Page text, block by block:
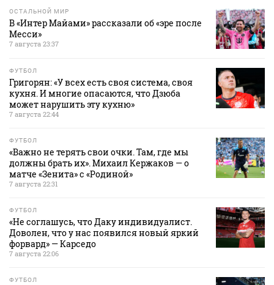
ОСТАЛЬНОЙ МИР
В «Интер Майами» рассказали об «эре после
Месси»
7 августа 23:37
ФУТБОЛ
Григорян: «У всех есть своя система, своя
кухня. И многие опасаются, что Дзюба
может нарушить эту кухню»
7 августа 22:44
ФУТБОЛ
«Важно не терять свои очки. Там, где мы
должны брать их». Михаил Кержаков — о
матче «Зенита» с «Родиной»
7 августа 22:31
ФУТБОЛ
«Не соглашусь, что Даку индивидуалист.
Доволен, что у нас появился новый яркий
форвард» — Карседо
7 августа 22:06
ФУТБОЛ